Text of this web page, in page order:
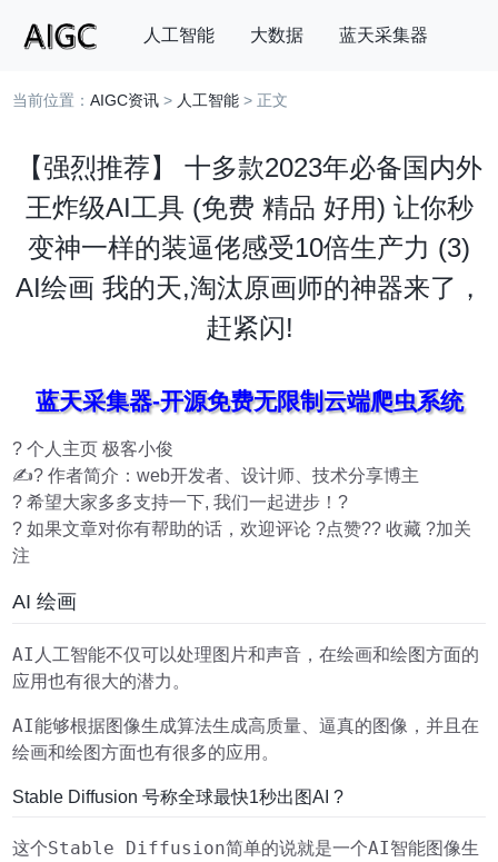
人工智能 大数据 蓝天采集器
搜索
当前位置：AIGC资讯 > 人工智能 > 正文
【强烈推荐】 十多款2023年必备国内外
王炸级AI工具 (免费 精品 好用) 让你秒
变神一样的装逼佬感受10倍生产力 (3)
AI绘画 我的天,淘汰原画师的神器来了，
赶紧闪!
蓝天采集器-开源免费无限制云端爬虫系统
? 个人主页 极客小俊
✍? 作者简介：web开发者、设计师、技术分享博主
? 希望大家多多支持一下, 我们一起进步！?
? 如果文章对你有帮助的话，欢迎评论 ?点赞?? 收藏 ?加关
注
AI 绘画
AI人工智能不仅可以处理图片和声音，在绘画和绘图方面的
应用也有很大的潜力。
AI能够根据图像生成算法生成高质量、逼真的图像，并且在
绘画和绘图方面也有很多的应用。
Stable Diffusion 号称全球最快1秒出图AI ?
这个Stable Diffusion简单的说就是一个AI智能图像生